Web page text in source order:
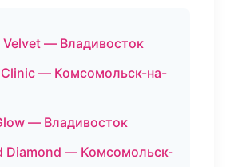
Velvet — Владивосток
Clinic — Комсомольск-на-
— Владивосток
Diamond — Комсомольск-